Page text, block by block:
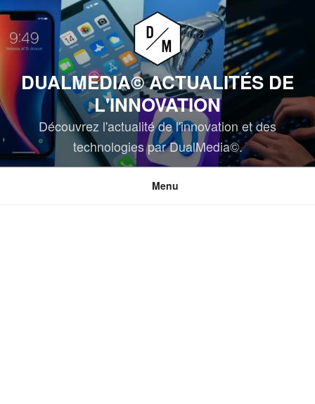
Aller
au
contenu
DUALMEDIA© ACTUALITÉS DE
L'INNOVATION
Découvrez l'actualité de l'innovation et des
technologies par DualMedia©.
Menu